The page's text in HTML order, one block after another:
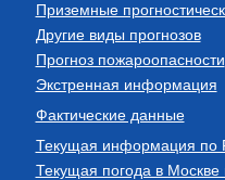
Приземные
Другие виды прогнозов
Прогноз пожароопасности
Экстренная информация
Фактические данные
Текущая информация по
Текущая погода в Москве